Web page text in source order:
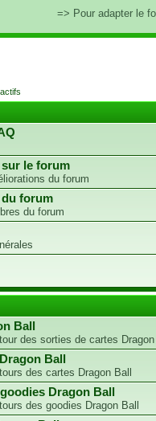
=> Pour adapter le
le forum
du forum
du forum
du forum
Ball
des sorties de cartes
Ball
des cartes Dragon Ball
Dragon Ball
des goodies Dragon Ball